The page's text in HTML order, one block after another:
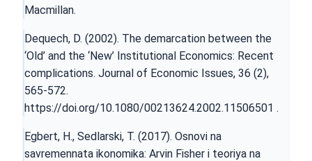
Macmillan.
Dequech, D. (2002). The demarcation between the
‘Old’ and the ‘New’ Institutional Economics: Recent
complications. Journal of Economic Issues, 36 (2),
565-572.
https://doi.org/10.1080/00213624.2002.11506501 .
Egbert, H., Sedlarski, T. (2017). Osnovi na
savremennata ikonomika: Arvin Fisher i teoriya na